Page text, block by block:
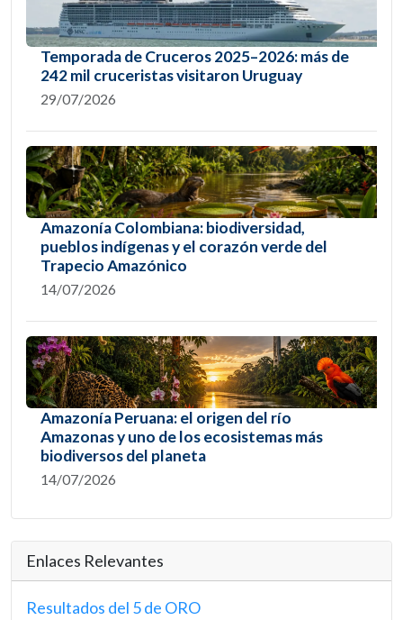
Temporada de Cruceros 2025–2026: más de
242 mil cruceristas visitaron Uruguay
29/07/2026
Amazonía Colombiana: biodiversidad,
pueblos indígenas y el corazón verde del
Trapecio Amazónico
14/07/2026
Amazonía Peruana: el origen del río
Amazonas y uno de los ecosistemas más
biodiversos del planeta
14/07/2026
Enlaces Relevantes
Resultados del 5 de ORO